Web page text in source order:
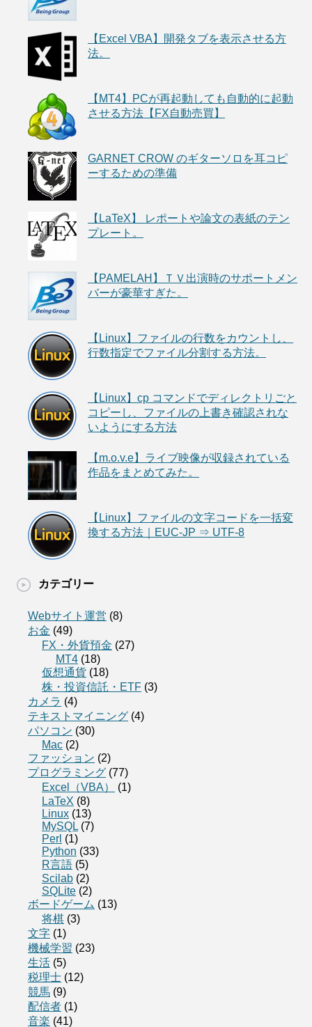
【Excel VBA】開発タブを表示させる方
法。
【MT4】PCが再起動しても自動的に起動
させる方法【FX自動売買】
GARNET CROW のギターソロを耳コピ
ーするための準備
【LaTeX】 レポートや論文の表紙のテン
プレート。
【PAMELAH】ＴＶ出演時のサポートメン
バーが豪華すぎた。
【Linux】ファイルの行数をカウントし、
行数指定でファイル分割する方法。
【Linux】cp コマンドでディレクトリごと
コピーし、ファイルの上書き確認されな
いようにする方法
【m.o.v.e】ライブ映像が収録されている
作品をまとめてみた。
【Linux】ファイルの文字コードを一括変
換する方法｜EUC-JP ⇒ UTF-8
カテゴリー
Webサイト運営 (8)
お金 (49)
FX・外貨預金 (27)
MT4 (18)
仮想通貨 (18)
株・投資信託・ETF (3)
カメラ (4)
テキストマイニング (4)
パソコン (30)
Mac (2)
ファッション (2)
プログラミング (77)
Excel（VBA）
(1)
LaTeX (8)
Linux (13)
MySQL (7)
Perl (1)
Python (33)
R言語 (5)
Scilab (2)
SQLite (2)
ボードゲーム (13)
将棋 (3)
文字 (1)
機械学習 (23)
生活 (5)
税理士 (12)
競馬 (9)
配信者 (1)
音楽 (41)